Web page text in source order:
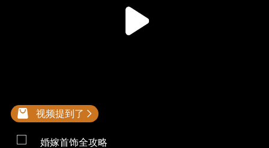
视频提到了
婚嫁首饰全攻略